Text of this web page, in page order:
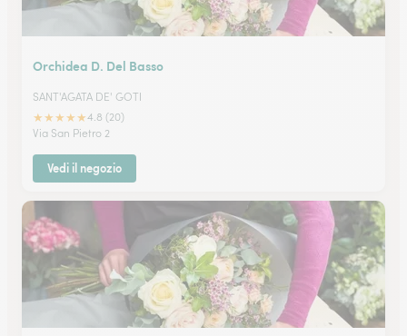
Orchidea D. Del Basso
SANT'AGATA DE' GOTI
★★★★★4.8 (20)
Via San Pietro 2
Vedi il negozio